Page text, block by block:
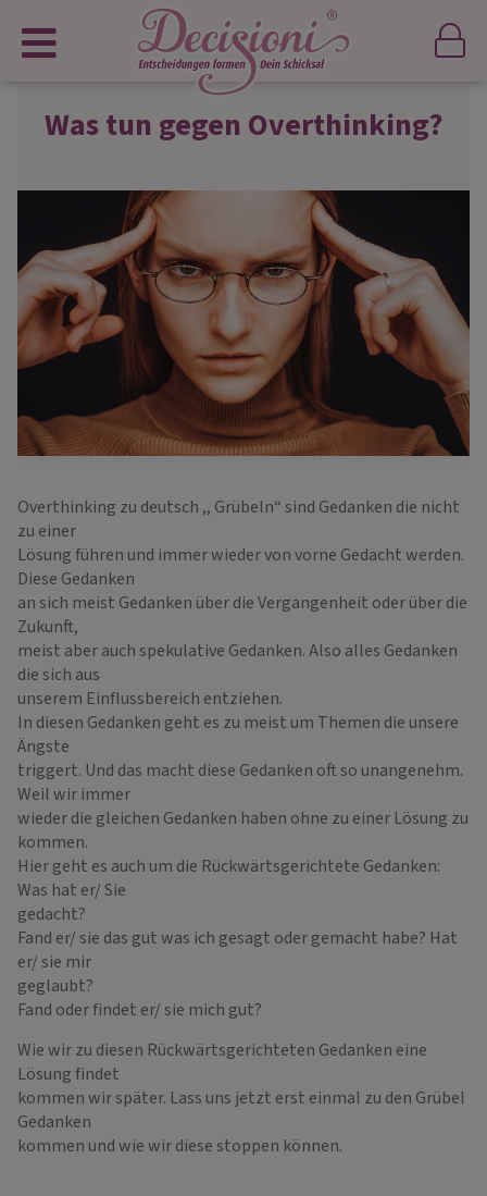
Was tun gegen Overthinking?
Overthinking zu deutsch ,, Grübeln“ sind Gedanken die nicht
zu einer
Lösung führen und immer wieder von vorne Gedacht werden.
Diese Gedanken
an sich meist Gedanken über die Vergangenheit oder über die
Zukunft,
meist aber auch spekulative Gedanken. Also alles Gedanken
die sich aus
unserem Einflussbereich entziehen.
In diesen Gedanken geht es zu meist um Themen die unsere
Ängste
triggert. Und das macht diese Gedanken oft so unangenehm.
Weil wir immer
wieder die gleichen Gedanken haben ohne zu einer Lösung zu
kommen.
Hier geht es auch um die Rückwärtsgerichtete Gedanken:
Was hat er/ Sie
gedacht?
Fand er/ sie das gut was ich gesagt oder gemacht habe? Hat
er/ sie mir
geglaubt?
Fand oder findet er/ sie mich gut?
Wie wir zu diesen Rückwärtsgerichteten Gedanken eine
Lösung findet
kommen wir später. Lass uns jetzt erst einmal zu den Grübel
Gedanken
kommen und wie wir diese stoppen können.